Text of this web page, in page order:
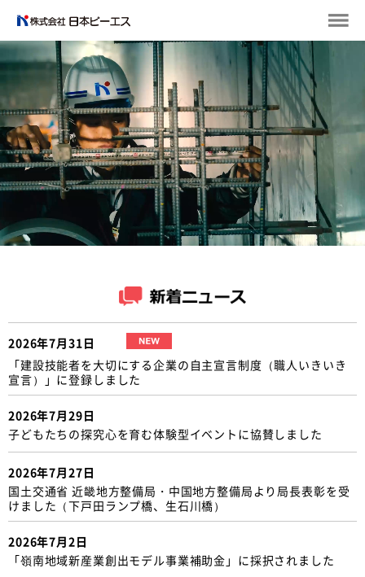
2026年7月31日
「建設技能者を大切にする企業の自主宣言制度（職人いきいき
宣言）」に登録しました
2026年7月29日
子どもたちの探究心を育む体験型イベントに協賛しました
2026年7月27日
国土交通省 近畿地方整備局・中国地方整備局より局長表彰を受
けました（下戸田ランプ橋、生石川橋）
2026年7月2日
「嶺南地域新産業創出モデル事業補助金」に採択されました